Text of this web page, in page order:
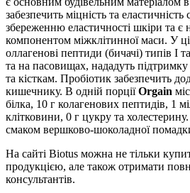
забезпечить міцність та еластичність
збереженню еластичності шкіри та є
компонентом міжклітинної маси. У
оллагенові пептиди (бичачі) типів I
та на пасовищах, нададуть
та кісткам. Пробіотик забезпечить
кишечнику. В одній порціїOrgain
білка, 10 г колагенових пептидів, 1
клітковини, 0 г цукру та
смаком вершково-шоколадної
На сайті Biotus можна не тільки
продукцією, але також отримати
консультантів.